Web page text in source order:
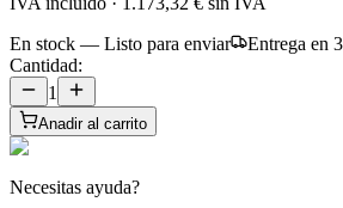
En stock — Listo para enviar
Entrega en
Cantidad:
1
Anadir al carrito
Necesitas ayuda?